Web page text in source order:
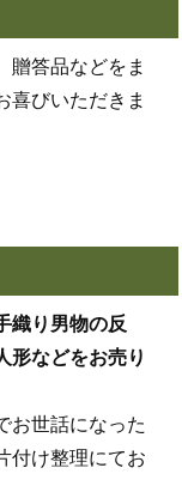
贈答品などをま
喜びいただきま
織り男物の反
形などをお売り
お世話になった
付け整理にてお